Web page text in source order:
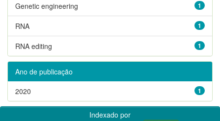
1
Genetic engineering
1
RNA
1
RNA editing
Ano de publicação
1
2020
Indexado por